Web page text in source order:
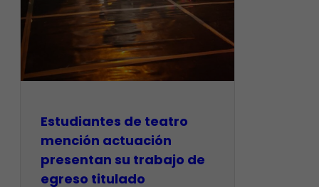
​Estudiantes de teatro
mención actuación
presentan su trabajo de
egreso titulado